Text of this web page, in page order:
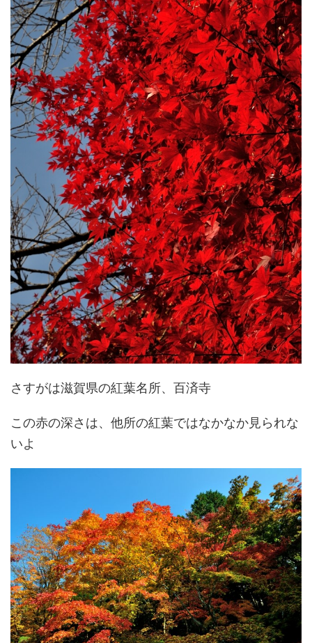
さすがは滋賀県の紅葉名所、百済寺
この赤の深さは、他所の紅葉ではなかなか見られな
いよ